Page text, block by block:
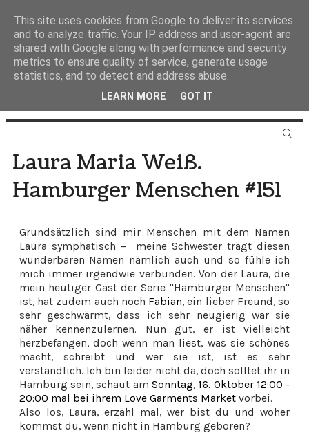
Laura Maria Weiß.
Hamburger Menschen #151
Grundsätzlich sind mir Menschen mit dem Namen
Laura symphatisch – meine Schwester trägt diesen
wunderbaren Namen nämlich auch und so fühle ich
mich immer irgendwie verbunden. Von der Laura, die
mein heutiger Gast der Serie "Hamburger Menschen"
ist, hat zudem auch noch Fabian, ein lieber Freund, so
sehr geschwärmt, dass ich sehr neugierig war sie
näher kennenzulernen. Nun gut, er ist vielleicht
herzbefangen, doch wenn man liest, was sie schönes
macht, schreibt und wer sie ist, ist es sehr
verständlich. Ich bin leider nicht da, doch solltet ihr in
Hamburg sein, schaut am Sonntag, 16. Oktober 12:00 -
20:00 mal bei ihrem Love Garments Marketvorbei.
Also los, Laura, erzähl mal, wer bist du und woher
kommst du, wenn nicht in Hamburg geboren?
This site uses cookies from Google to deliver its services
and to analyze traffic. Your IP address and user-agent are
shared with Google along with performance and security
metrics to ensure quality of service, generate usage
statistics, and to detect and address abuse.
LEARN MORE GOT IT